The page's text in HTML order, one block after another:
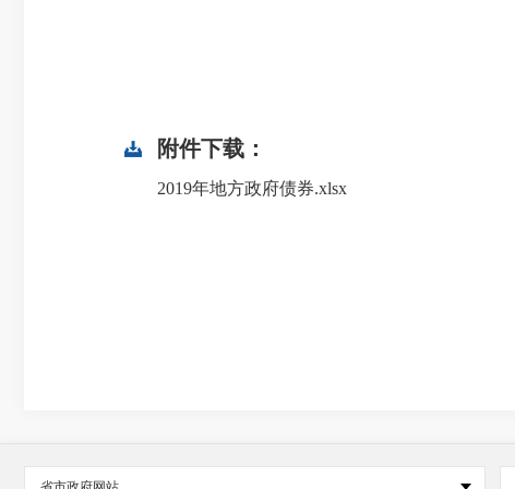
附件下载：
2019年地方政府债券.xlsx